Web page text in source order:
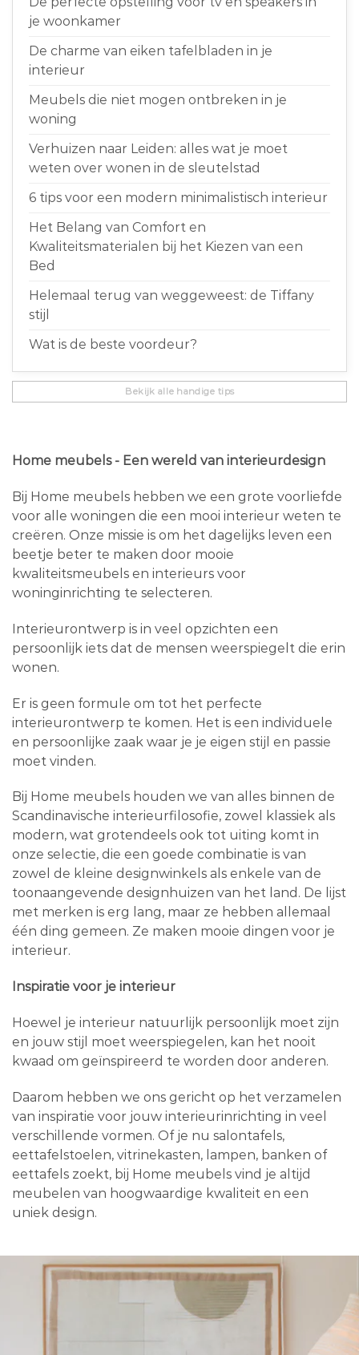
je woonkamer
De charme van eiken tafelbladen in je
interieur
Meubels die niet mogen ontbreken in je
woning
Verhuizen naar Leiden: alles wat je moet
weten over wonen in de sleutelstad
6 tips voor een modern minimalistisch interieur
Het Belang van Comfort en
Kwaliteitsmaterialen bij het Kiezen van een
Bed
Helemaal terug van weggeweest: de Tiffany
stijl
Wat is de beste voordeur?
Bekijk alle handige tips
Home meubels - Een wereld van interieurdesign
Bij Home meubels hebben we een grote voorliefde
voor alle woningen die een mooi interieur weten te
creëren. Onze missie is om het dagelijks leven een
beetje beter te maken door mooie
kwaliteitsmeubels en interieurs voor
woninginrichting te selecteren.
Interieurontwerp is in veel opzichten een
persoonlijk iets dat de mensen weerspiegelt die erin
wonen.
Er is geen formule om tot het perfecte
interieurontwerp te komen. Het is een individuele
en persoonlijke zaak waar je je eigen stijl en passie
moet vinden.
Bij Home meubels houden we van alles binnen de
Scandinavische interieurfilosofie, zowel klassiek als
modern, wat grotendeels ook tot uiting komt in
onze selectie, die een goede combinatie is van
zowel de kleine designwinkels als enkele van de
toonaangevende designhuizen van het land. De lijst
met merken is erg lang, maar ze hebben allemaal
één ding gemeen. Ze maken mooie dingen voor je
interieur.
Inspiratie voor je interieur
Hoewel je interieur natuurlijk persoonlijk moet zijn
en jouw stijl moet weerspiegelen, kan het nooit
kwaad om geïnspireerd te worden door anderen.
Daarom hebben we ons gericht op het verzamelen
van inspiratie voor jouw interieurinrichting in veel
verschillende vormen. Of je nu salontafels,
eettafelstoelen, vitrinekasten, lampen, banken of
eettafels zoekt, bij Home meubels vind je altijd
meubelen van hoogwaardige kwaliteit en een
uniek design.